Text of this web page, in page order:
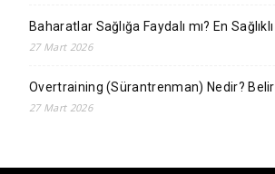
Baharatlar Sağlığa Faydalı mı? En
27 Mart 2026
Overtraining (Sürantrenman) Nedir?
27 Mart 2026